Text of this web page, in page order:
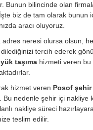
Bunun bilincinde olan
biz de tam olarak bunun
aracı oluyoruz.
adres neresi olursa olsun,
tercih ederek
taşımahizmeti veren bu
hizmet veren Posof
nedenle şehir içi nakliye
nakliye süreci
teslim edilir.